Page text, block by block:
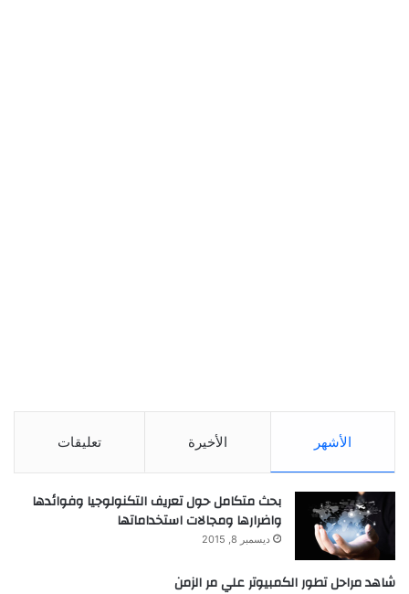
الأشهر الأخيرة تعليقات
بحث متكامل حول تعريف التكنولوجيا وفوائدها
واضرارها ومجالات استخداماتها
ديسمبر 8, 2015
شاهد مراحل تطور الكمبيوتر علي مر الزمن